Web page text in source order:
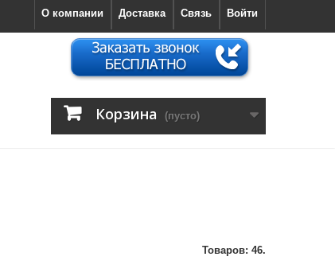
Войти
Связь
Доставка
О компании
Корзина (пусто)
Товаров: 46.